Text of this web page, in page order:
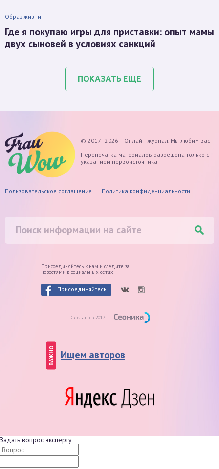
Образ жизни
Где я покупаю игры для приставки: опыт мамы
двух сыновей в условиях санкций
ПОКАЗАТЬ ЕЩЕ
© 2017–2026 – Онлайн-журнал. Мы любим вас
Перепечатка материалов разрешена только с
указанием первоисточника
Пользовательское соглашение Политика конфиденциальности
Присоединяйтесь к нам и следите за
новостями в социальных сетях
Присоединяйтесь
Сделано в 2017
ВАЖНО Ищем авторов
Задать вопрос эксперту